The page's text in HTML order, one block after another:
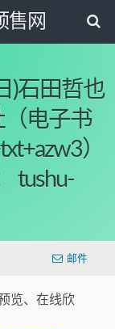
售网
)石田哲也
电子书
）
tushu-
邮件
览、在线欣